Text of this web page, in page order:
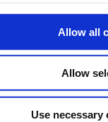
Allow all
Allow
Use necessary